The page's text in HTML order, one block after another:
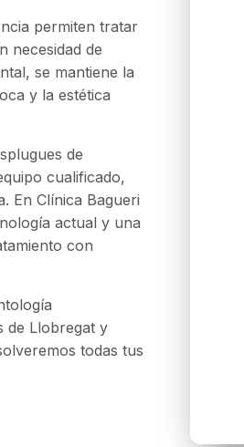
permiten tratar
necesidad de
se mantiene la
y la estética
de
cualificado,
En Clínica Bagueri
actual y una
con
de Llobregat y
todas tus